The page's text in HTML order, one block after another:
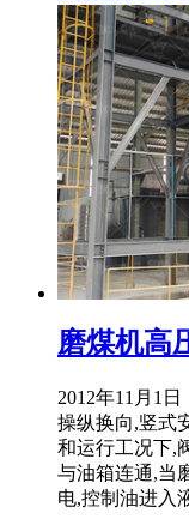
磨煤机高
2012年11月1
操纵换向,竖式
和运行工况下,
与油箱连通,当
电,控制油进入